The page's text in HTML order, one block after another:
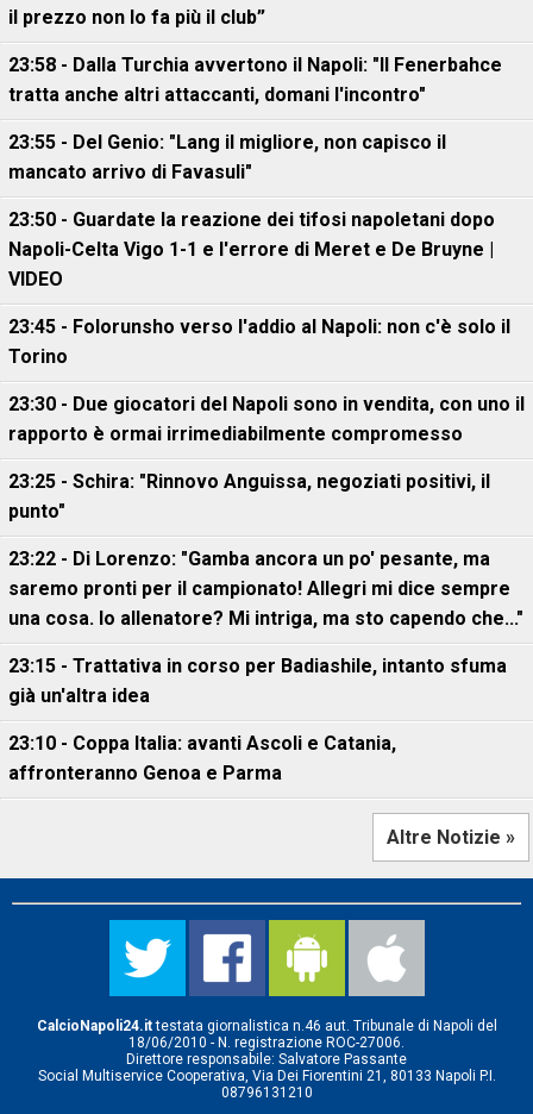
il prezzo non lo fa più il club”
23:58 - Dalla Turchia avvertono il Napoli: "Il Fenerbahce
tratta anche altri attaccanti, domani l'incontro"
23:55 - Del Genio: "Lang il migliore, non capisco il
mancato arrivo di Favasuli"
23:50 - Guardate la reazione dei tifosi napoletani dopo
Napoli-Celta Vigo 1-1 e l'errore di Meret e De Bruyne |
VIDEO
23:45 - Folorunsho verso l'addio al Napoli: non c'è solo il
Torino
23:30 - Due giocatori del Napoli sono in vendita, con uno il
rapporto è ormai irrimediabilmente compromesso
23:25 - Schira: "Rinnovo Anguissa, negoziati positivi, il
punto"
23:22 - Di Lorenzo: "Gamba ancora un po' pesante, ma
saremo pronti per il campionato! Allegri mi dice sempre
una cosa. Io allenatore? Mi intriga, ma sto capendo che..."
23:15 - Trattativa in corso per Badiashile, intanto sfuma
già un'altra idea
23:10 - Coppa Italia: avanti Ascoli e Catania,
affronteranno Genoa e Parma
Altre Notizie »
CalcioNapoli24.ittestata giornalistica n.46 aut. Tribunale di Napoli del
18/06/2010 - N. registrazione ROC-27006.
Direttore responsabile: Salvatore Passante
Social Multiservice Cooperativa, Via Dei Fiorentini 21, 80133 Napoli P.I.
08796131210